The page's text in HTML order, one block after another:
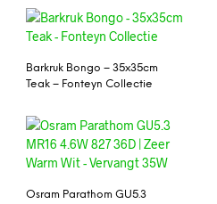
Barkruk Bongo – 35x35cm
Teak – Fonteyn Collectie
Osram Parathom GU5.3